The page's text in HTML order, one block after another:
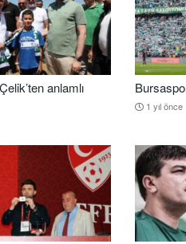
anlamlı
1 yıl önce